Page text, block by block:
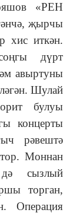
«РЕН
җырчы
хис иткән.
дүрт
авыртуны
Шулай
булуы
концерты
рәвештә
Моннан
сызлый
торган,
Операция